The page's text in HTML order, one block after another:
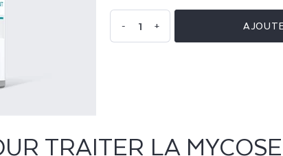
Quantité
Réduire
quantité
- Augmenter
quantité
+
TRAITER LA